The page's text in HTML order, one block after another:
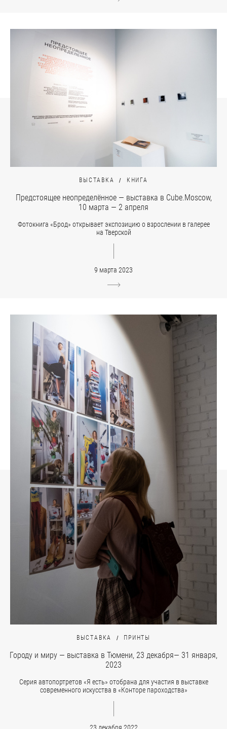
ВЫСТАВКА КНИГА
Предстоящее неопределённое — выставка в Cube.Moscow,
10 марта — 2 апреля
Фотокнига «Брод» открывает экспозицию о взрослении в галерее
на Тверской
9 марта 2023
ВЫСТАВКА ПРИНТЫ
Городу и миру — выставка в Тюмени, 23 декабря— 31 января,
2023
Серия автопортретов «Я есть» отобрана для участия в выставке
современного искусства в «Конторе пароходства»